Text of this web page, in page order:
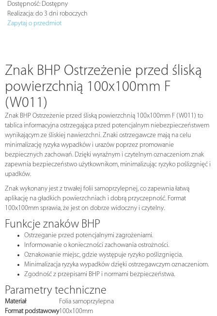
Dostępność: Dostępny
Realizacja: do 3 dni roboczych
Zapytaj o przedmiot
Znak BHP Ostrzeżenie przed śliską
powierzchnią 100x100mm F
(W011)
Znak BHP Ostrzeżenie przed śliską powierzchnią 100x100mm F (W011) to
tablica informacyjna ostrzegająca przed potencjalnym niebezpieczeństwem
wynikającym ze śliskiej nawierzchni. Znaki ostrzegawcze mają na celu
minimalizację ryzyka wypadków i urazów poprzez promowanie
bezpiecznych zachowań. Dzięki wyraźnym i czytelnym oznaczeniom znak
zapewnia bezpieczeństwo użytkownikom, minimalizując ryzyko poślizgnięć i
upadków.
Znak wykonany jest z trwałej folii samoprzylepnej, co zapewnia łatwą
aplikację na gładkich powierzchniach i dobrą przyczepność. Format
100x100mm sprawia, że jest on dobrze widoczny i czytelny.
Funkcje znaków BHP
Ostrzeganie przed potencjalnymi zagrożeniami.
Informowanie o konieczności zachowania ostrożności.
Oznakowanie miejsc, gdzie występuje ryzyko poślizgnięcia.
Minimalizacja ryzyka wypadków dzięki ostrzegawczym oznaczeniom.
Zgodność z przepisami BHP i normami bezpieczeństwa.
Parametry techniczne
Materiał
Folia samoprzylepna
Format podstawowy100x100mm